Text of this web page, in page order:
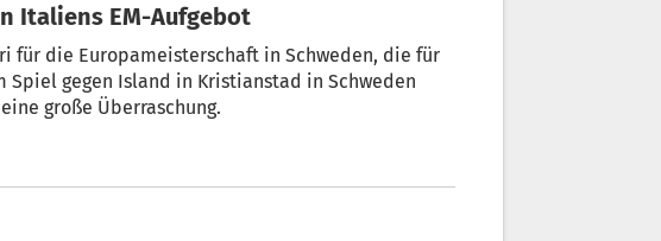
Italiens EM-Aufgebot
für die Europameisterschaft in Schweden, die für
gegen Island in Kristianstad in Schweden
große Überraschung.